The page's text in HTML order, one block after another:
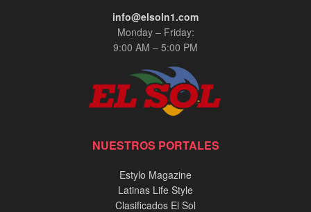
info@elsoln1.com
Monday – Friday:
9:00 AM – 5:00 PM
NUESTROS PORTALES
Estylo Magazine
Latinas Life Style
Clasificados El Sol